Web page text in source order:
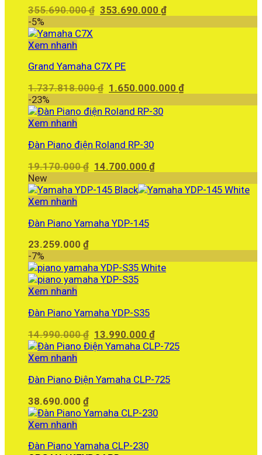
355.690.000₫ Giá
353.690.000₫Giá
-5%
Xem nhanh
Grand Yamaha C7X PE
1.737.818.000₫ Giá
là:
1.650.000.000₫Giá
-23%
Xem nhanh
Đàn Piano điện Roland RP-30
19.170.000₫ Giá
là:
14.700.000₫Giá
tại
New
Xem nhanh
Đàn Piano Yamaha YDP-145
23.259.000 ₫
-7%
Xem nhanh
Đàn Piano Yamaha YDP-S35
14.990.000₫ Giá
gốc
13.990.000₫Giá
hiện
13.990.000 ₫.
Xem nhanh
Đàn Piano Điện Yamaha CLP-725
38.690.000 ₫
Xem nhanh
Đàn Piano Yamaha CLP-230